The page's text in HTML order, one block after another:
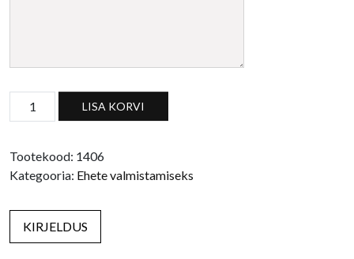
24 K topeltkullatud hõberõngas, avatav (7mm) kogus
LISA KORVI
Tootekood: 1406
Kategooria: Ehete valmistamiseks
KIRJELDUS